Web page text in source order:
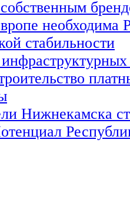
необходима
стабильности
Нижнекамска